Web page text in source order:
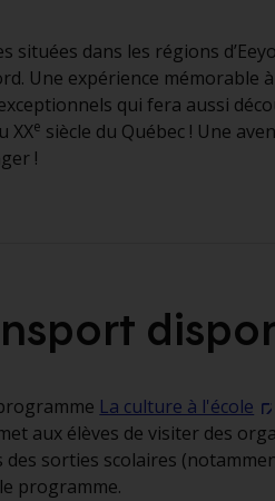
situées dans les régions
Une expérience mémorable
qui fera aussi
XXe siècle du Québec ! Une
!
La culture à l'école
aux élèves de visiter des
des sorties scolaires
programme.